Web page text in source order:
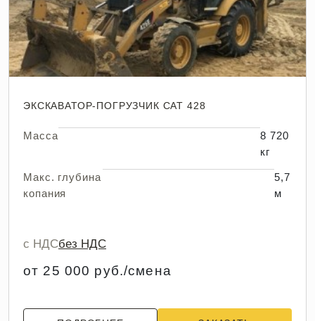
ЭКСКАВАТОР-ПОГРУЗЧИК CAT 428
Масса
8 720
кг
Макс. глубина
копания
5,7
м
с НДСбез НДС
от 25 000 руб./смена